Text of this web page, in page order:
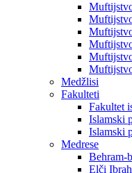
Medžlisi
Fakulteti
Fakultet
Islamski
Islamski
Medrese
Behram-
Elči